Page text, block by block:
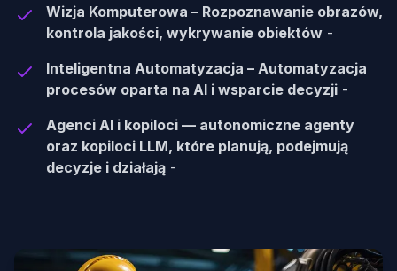
Wizja Komputerowa – Rozpoznawanie obrazów,
kontrola jakości, wykrywanie obiektów -
Inteligentna Automatyzacja – Automatyzacja
procesów oparta na AI i wsparcie decyzji -
Agenci AI i kopiloci — autonomiczne agenty
oraz kopiloci LLM, które planują, podejmują
decyzje i działają -